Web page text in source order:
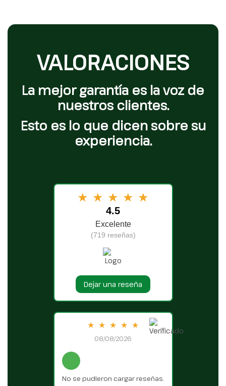
VALORACIONES
La mejor garantía es la voz de
nuestros clientes.
Esto es lo que dicen sobre su
experiencia.
★ ★ ★ ★ ★
4.5
Excelente
(719 reseñas)
Dejar una reseña
★ ★ ★ ★ ★
08/08/2026
No se pudieron cargar reseñas.